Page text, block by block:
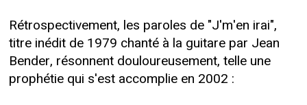
Rétrospectivement, les paroles de "J'm'en irai",
titre inédit de 1979 chanté à la guitare par Jean
Bender, résonnent douloureusement, telle une
prophétie qui s'est accomplie en 2002 :